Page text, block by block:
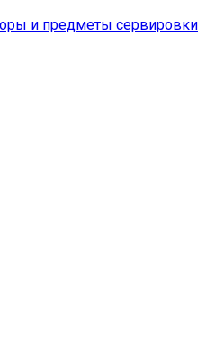
и предметы сервировки